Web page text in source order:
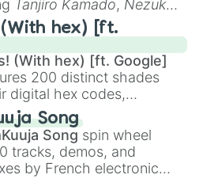
Tanjiro Kamado, Nezuko
Hashira likeKyojuro
Tomioka, and powerful
Kibutsuji,Akaza, and
hex) [ft.
(With hex) [ft. Google]
200 distinct shades
digital hex codes,
color spectrum from
#FF0800(Candy Apple
Green), and
Blue) to neutral shades
#B76E79(Rose
Song
Song spin wheel
tracks, demos, and
by French electronic